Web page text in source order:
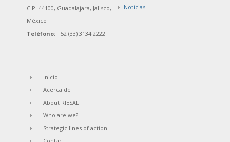
C.P. 44100, Guadalajara, Jalisco,
México
Teléfono: +52 (33) 3134 2222
Notícias
Inicio
Acerca de
About RIESAL
Who are we?
Strategic lines of action